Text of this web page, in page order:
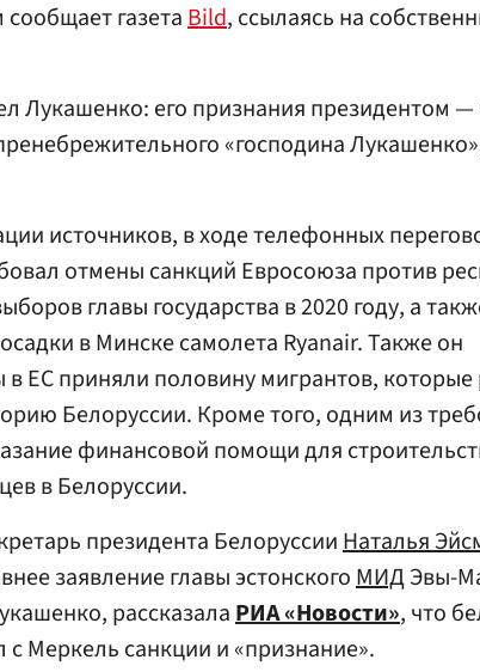
газетаBild, ссылаясь на
Лукашенко: его признания президентом
«господина
источников, в ходе телефонных
отмены санкций Евросоюза против
главы государства в 2020 году, а
в Минске самолета Ryanair. Также он
в ЕС приняли половину мигрантов, которые
Белоруссии. Кроме того, одним из
финансовой помощи для
в Белоруссии.
президента БелоруссииНаталья
заявление главы эстонскогоМИДЭвы-
рассказалаРИА «Новости», что
Меркель санкции и «признание».